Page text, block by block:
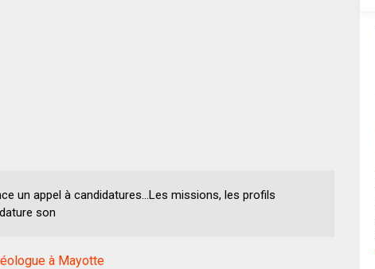
un appel à candidatures...Les missions, les profils
son
à Mayotte